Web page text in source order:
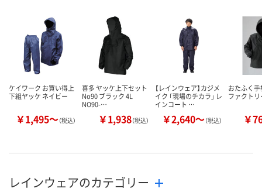
数量
カゴへ カゴへ カ
ケイワーク お買い得上
下組ヤッケ ネイビー
￥1,495～（税込）
喜多 ヤッケ上下セット
No90 ブラック 4L
NO90-…
￥1,938（税込）
【レインウェア】カジメ
イク 「現場のチカラ」 レ
インコート …
￥2,640～（税込）
おたふく手
ファクト
￥
レインウェアのカテゴリー